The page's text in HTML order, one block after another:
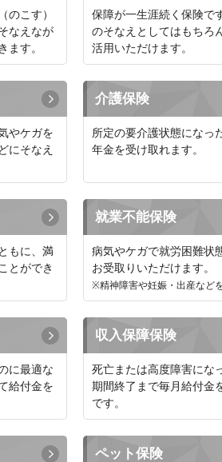
のこす）
なえなが
ます。
保障が一生涯続く保険で
のそなえとしてはもちろ
活用いただけます。
やケガを
にそなえ
介護保険
所定の要介護状態になっ
年金を受け取れます。
もに、満
とができ
就業不能保険
病気やケガで就労困難状
お受取りいただけます。
※精神障害や妊娠・出産など
に最適な
給付金を
収入保障保険
死亡または高度障害にな
期間終了まで毎月給付金
です。
ペット保険